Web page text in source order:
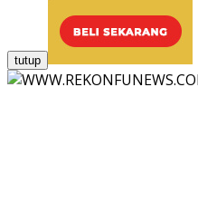
tutup